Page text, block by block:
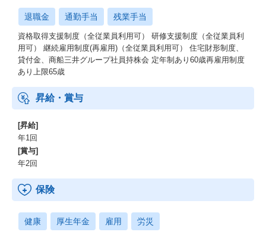
退職金 通勤手当 残業手当
資格取得⽀援制度（全従業員利⽤可） 研修⽀援制度（全従業員利
⽤可） 継続雇⽤制度(再雇⽤)（全従業員利⽤可） 住宅財形制度、
貸付⾦、商船三井グループ社員持株会 定年制あり60歳再雇⽤制度
あり上限65歳
昇給・賞与
[昇給]
年1回
[賞与]
年2回
保険
健康 厚生年金 雇用 労災